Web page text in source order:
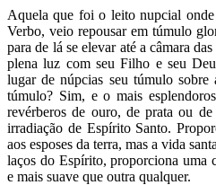
Aquela que foi o leito nupcial
Verbo, veio repousar em túmulo
para de lá se elevar até a câmara
plena luz com seu Filho e seu
lugar de núpcias seu túmulo sobre
túmulo? Sim, e o mais
revérberos de ouro, de prata ou
irradiação de Espírito Santo.
aos esposes da terra, mas a vida
laços do Espírito, proporciona uma
e mais suave que outra qualquer.